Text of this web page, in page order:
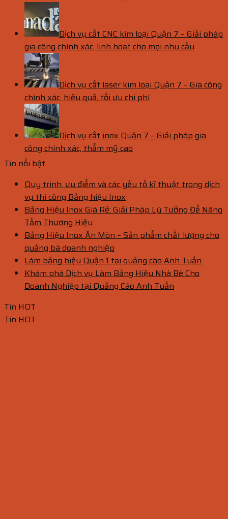
Dịch vụ cắt CNC kim loại Quận 7 – Giải pháp
gia công chính xác, linh hoạt cho mọi nhu cầu
Dịch vụ cắt laser kim loại Quận 7 – Gia công
chính xác, hiệu quả, tối ưu chi phí
Dịch vụ cắt inox Quận 7 – Giải pháp gia
công chính xác, thẩm mỹ cao
Tin nổi bật
Quy trình, ưu điểm và các yếu tố kĩ thuật trong dịch
vụ thi công Bảng hiệu Inox
Bảng Hiệu Inox Giá Rẻ: Giải Pháp Lý Tưởng Để Nâng
Tầm Thương Hiệu
Bảng Hiệu Inox Ăn Mòn – Sản phẩm chất lượng cho
quảng bá doanh nghiệp
Làm bảng hiệu Quận 1 tại quảng cáo Anh Tuấn
Khám phá Dịch vụ Làm Bảng Hiệu Nhà Bè Cho
Doanh Nghiệp tại Quảng Cáo Anh Tuấn
Tin HOT
Tin HOT